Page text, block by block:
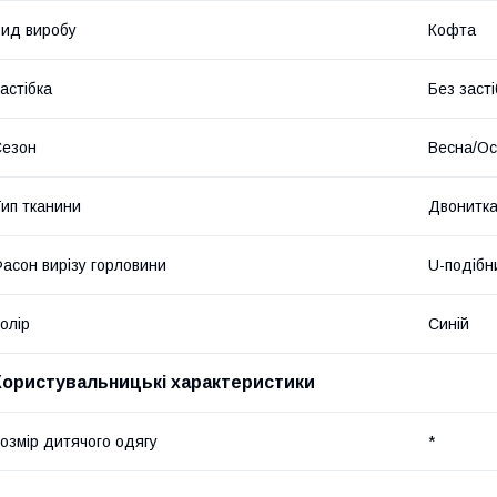
виробу Кофта
Без
Весна/
тканини Двонитка
вирізу горловини U-
Синій
характеристики
дитячого одягу *